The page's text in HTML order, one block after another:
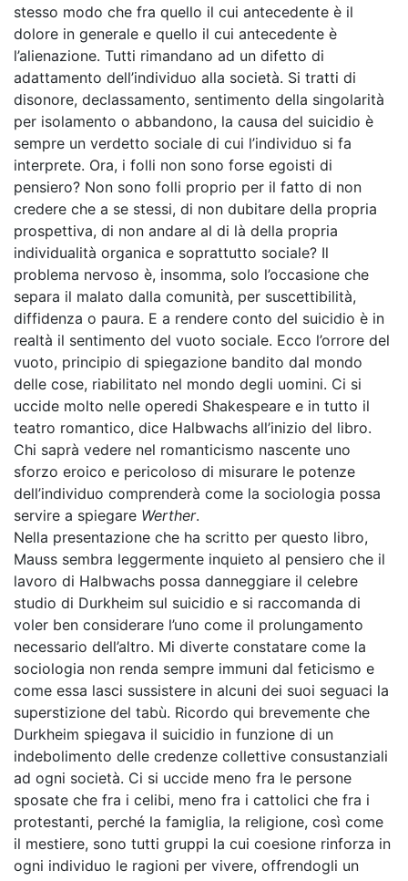
stesso modo che fra quello il cui antecedente è il
dolore in generale e quello il cui antecedente è
l’alienazione. Tutti rimandano ad un difetto di
adattamento dell’individuo alla società. Si tratti di
disonore, declassamento, sentimento della singolarità
per isolamento o abbandono, la causa del suicidio è
sempre un verdetto sociale di cui l’individuo si fa
interprete. Ora, i folli non sono forse egoisti di
pensiero? Non sono folli proprio per il fatto di non
credere che a se stessi, di non dubitare della propria
prospettiva, di non andare al di là della propria
individualità organica e soprattutto sociale? Il
problema nervoso è, insomma, solo l’occasione che
separa il malato dalla comunità, per suscettibilità,
diffidenza o paura. E a rendere conto del suicidio è in
realtà il sentimento del vuoto sociale. Ecco l’orrore del
vuoto, principio di spiegazione bandito dal mondo
delle cose, riabilitato nel mondo degli uomini. Ci si
uccide molto nelle operedi Shakespeare e in tutto il
teatro romantico, dice Halbwachs all’inizio del libro.
Chi saprà vedere nel romanticismo nascente uno
sforzo eroico e pericoloso di misurare le potenze
dell’individuo comprenderà come la sociologia possa
servire a spiegare Werther.
Nella presentazione che ha scritto per questo libro,
Mauss sembra leggermente inquieto al pensiero che il
lavoro di Halbwachs possa danneggiare il celebre
studio di Durkheim sul suicidio e si raccomanda di
voler ben considerare l’uno come il prolungamento
necessario dell’altro. Mi diverte constatare come la
sociologia non renda sempre immuni dal feticismo e
come essa lasci sussistere in alcuni dei suoi seguaci la
superstizione del tabù. Ricordo qui brevemente che
Durkheim spiegava il suicidio in funzione di un
indebolimento delle credenze collettive consustanziali
ad ogni società. Ci si uccide meno fra le persone
sposate che fra i celibi, meno fra i cattolici che fra i
protestanti, perché la famiglia, la religione, così come
il mestiere, sono tutti gruppi la cui coesione rinforza in
ogni individuo le ragioni per vivere, offrendogli un